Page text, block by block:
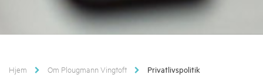
Hjem Om Plougmann Vingtoft Privatlivspolitik